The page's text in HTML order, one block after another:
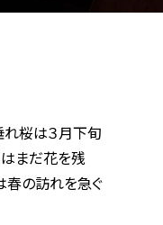
れ桜は３月下旬
はまだ花を残
春の訪れを急ぐ